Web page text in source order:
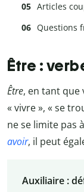
Articles
Questions
Être :
Être, en tant que
« vivre », « se
ne se limite pas
avoir, il peut
Auxiliaire :